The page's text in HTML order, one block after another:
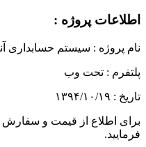
اطلاعات پروژه :
نام پروژه : سیستم حسابداری
پلتفرم : تحت وب
تاریخ : ۱۳۹۴/۱۰/۱۹
برای اطلاع از قیمت و سفارش
فرمایید.